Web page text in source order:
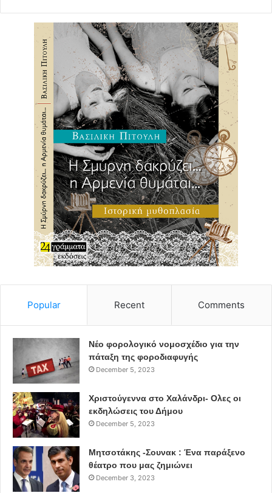
Δείτε το ΒίντεοΕΔΩ
Πηγή: iefimerida.gr
covid-19 κορονοϊός μέτρα
Δήλωση Αντρέα Μποτσέλι
Popular Recent Comments
Νέο φορολογικό νομοσχέδιο για την
πάταξη της φοροδιαφυγής
December 5, 2023
Χριστούγεννα στο Χαλάνδρι- Ολες οι
εκδηλώσεις του Δήμου
December 5, 2023
Μητσοτάκης -Σουνακ : Ένα παράξενο
θέατρο που μας ζημιώνει
December 3, 2023